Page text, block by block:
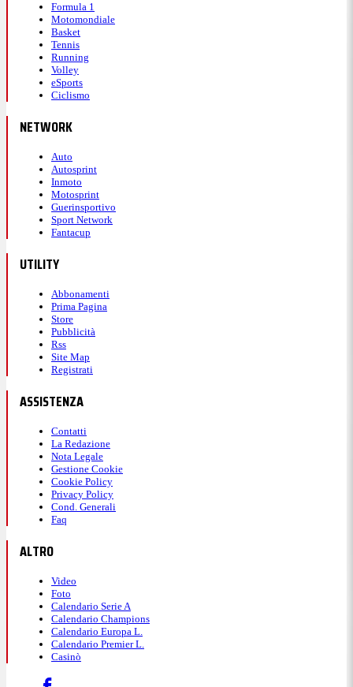
Formula 1
Motomondiale
Basket
Tennis
Running
Volley
eSports
Ciclismo
NETWORK
Auto
Autosprint
Inmoto
Motosprint
Guerinsportivo
Sport Network
Fantacup
UTILITY
Abbonamenti
Prima Pagina
Store
Pubblicità
Rss
Site Map
Registrati
ASSISTENZA
Contatti
La Redazione
Nota Legale
Gestione Cookie
Cookie Policy
Privacy Policy
Cond. Generali
Faq
ALTRO
Video
Foto
Calendario Serie A
Calendario Champions
Calendario Europa L.
Calendario Premier L.
Casinò